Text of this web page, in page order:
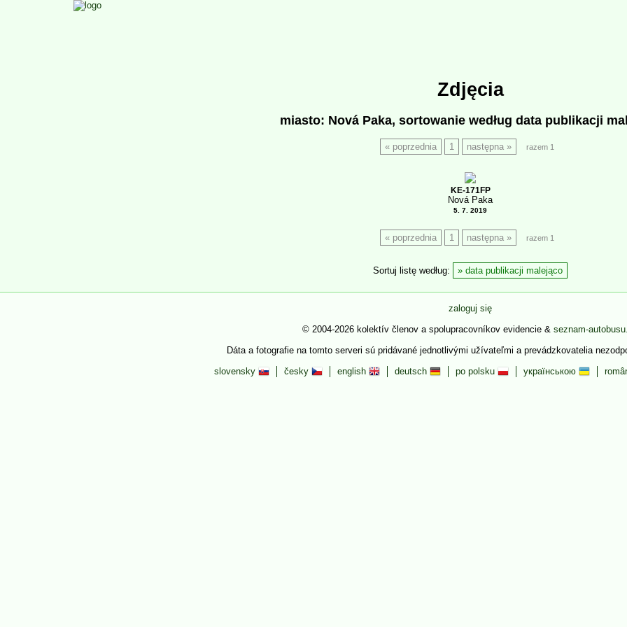
Zdjęcia
miasto: Nová Paka, sortowanie według data publikacji
poprzednia 1 następna razem 1
KE-171FP
Nová Paka
5. 7. 2019
poprzednia 1 następna razem 1
Sortuj listę według: data publikacji malejąco
zaloguj się
© 2004-2026 kolektív členov a spolupracovníkov evidencie & seznam-
Dáta a fotografie na tomto serveri sú pridávané jednotlivými užívateľmi a prevádzkovatelia
slovensky
česky english deutsch po polsku українською